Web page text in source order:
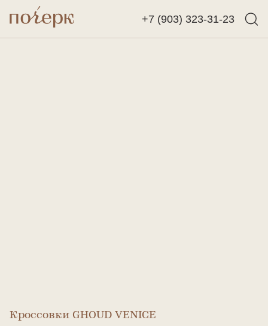
+7 (903) 323-31-23
Назад
Кроссовки GHOUD VENICE